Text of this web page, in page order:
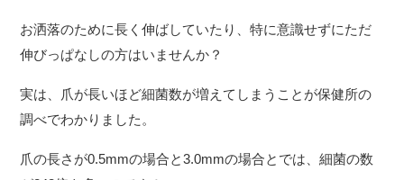
お洒落のために長く伸ばしていたり、特に意識せずにただ
伸びっぱなしの方はいませんか？
実は、爪が長いほど細菌数が増えてしまうことが保健所の
調べでわかりました。
爪の長さが0.5mmの場合と3.0mmの場合とでは、細菌の数